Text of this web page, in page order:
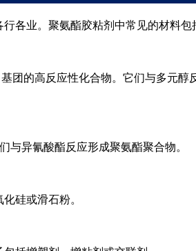
各业。聚氨酯胶粘剂中常见的材料包
团的高反应性化合物。它们与多元醇
异氰酸酯反应形成聚氨酯聚合物。
硅或滑石粉。